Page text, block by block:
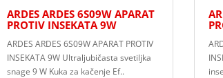
ARDES ARDES 6S09W APARAT
PROTIV INSEKATA 9W
ARDES ARDES 6S09W APARAT PROTIV
INSEKATA 9W Ultraljubičasta svetiljka
snage 9 W Kuka za kačenje Ef..